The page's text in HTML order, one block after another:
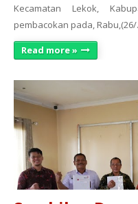
Kecamatan Lekok,
pembacokan pada,
Read more »